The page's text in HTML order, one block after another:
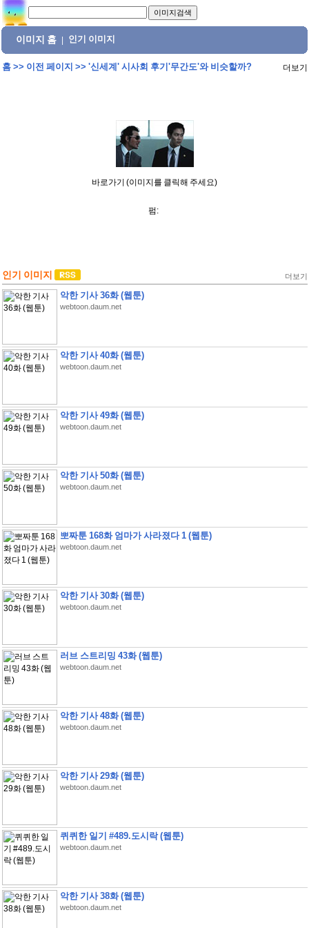
이미지 홈 인기 이미지
홈>> 이전 페이지 >> '신세계' 시사회 후기'무간도'와 비슷할까? 더보기
바로가기 (이미지를 클릭해 주세요)
펌:
인기 이미지 더보기
악한 기사 36화 (웹툰)
webtoon.daum.net
악한 기사 40화 (웹툰)
webtoon.daum.net
악한 기사 49화 (웹툰)
webtoon.daum.net
악한 기사 50화 (웹툰)
webtoon.daum.net
뽀짜툰 168화 엄마가 사라졌다 1 (웹툰)
webtoon.daum.net
악한 기사 30화 (웹툰)
webtoon.daum.net
러브 스트리밍 43화 (웹툰)
webtoon.daum.net
악한 기사 48화 (웹툰)
webtoon.daum.net
악한 기사 29화 (웹툰)
webtoon.daum.net
퀴퀴한 일기 #489.도시락 (웹툰)
webtoon.daum.net
악한 기사 38화 (웹툰)
webtoon.daum.net